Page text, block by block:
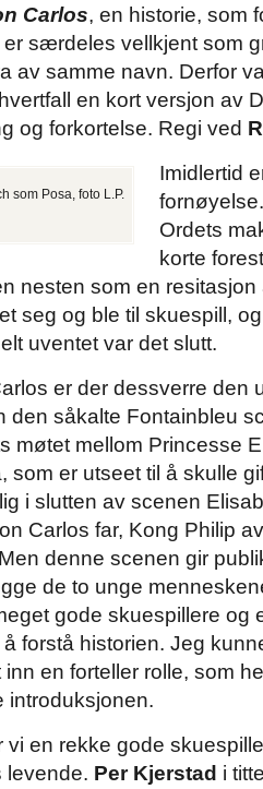
Carlos, en historie, som
særdeles vellkjent som
av samme navn. Derfor
en kort versjon av
og forkortelse. Regi ved
som Posa, foto L.P.
Imidlertid
Ordets
korte
nesten som en
seg og ble til skuespill,
uventet var det slutt.
er der dessverre den
den såkalte Fontainbleu
møtet mellom Princesse
som er utseet til å skulle
i slutten av scenen
Carlos far, Kong Philip
denne scenen gir
de to unge
gode skuespillere og
forstå historien. Jeg
en forteller rolle, som
introduksjonen.
vi en rekke gode
levende. Per Kjerstad i